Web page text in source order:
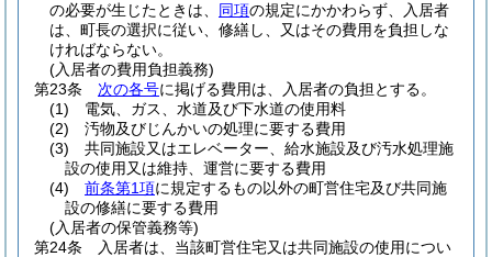
の必要が生じたときは、 同項の規定にかかわらず、入居者
は、町長の選択に従い、修繕し、又はその費用を負担しな
ければならない。
(入居者の費用負担義務)
第23条
次の各号に掲げる費用は、入居者の負担とする。
(1)
電気、ガス、水道及び下水道の使用料
(2)
汚物及びじんかいの処理に要する費用
(3)
共同施設又はエレベーター、給水施設及び汚水処理施
設の使用又は維持、運営に要する費用
(4)
前条第1項に規定するもの以外の町営住宅及び共同施
設の修繕に要する費用
(入居者の保管義務等)
第24条
入居者は、当該町営住宅又は共同施設の使用につい